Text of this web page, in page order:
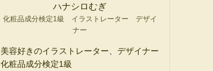
ハナシロむぎ
化粧品成分検定1級 イラストレーター デザイ
ナー
美容好きのイラストレーター、デザイナー
化粧品成分検定1級